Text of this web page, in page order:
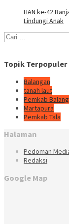
HAN ke-42
Lindungi Anak
Cari
untuk:
Topik Terpopuler
Balangan
tanah laut
Pemkab
Martapura
Pemkab Tala
Halaman
Pedoman
Redaksi
Google Map